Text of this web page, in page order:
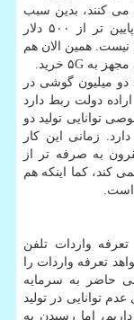
می کنند، بدین سبب
اینکه عده ای می گویند گوشی ۵G با قیمت پایین تر از ۵۰۰ دلار
نیست. همین الان هم
دو میلیون گوشی در
دولت ربط دارد
توانایی تولید دو
زمانی این کار
به صرفه تر از
کند، کما اینکه هم
است.
تعرفه واردات تلفن
تعرفه واردات را
حاضر به سرمایه
توانایی در تولید
اما رسیدن به